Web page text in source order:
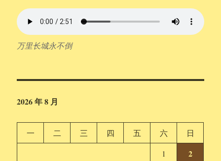
万里长城永不倒
2026 年 8 月
一 二 三 四 五 六
日
1
2